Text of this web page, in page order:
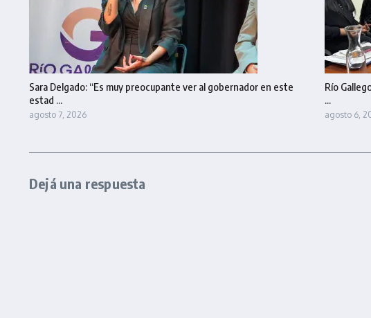
Sara Delgado: “Es muy preocupante ver al gobernador en este
estad ...
agosto 7, 2026
Río
...
agosto 6,
Dejá una respuesta